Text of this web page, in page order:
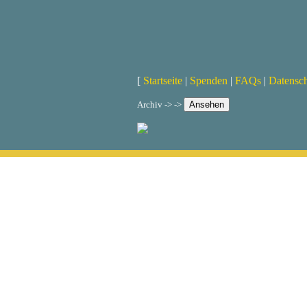
[ Startseite | Spenden | FAQs |
Archiv -> ->